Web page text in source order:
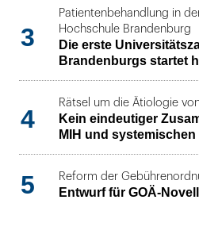
3
Patientenbehandlung in
Hochschule Brandenburg
Die erste
Brandenburgs startet
4
Rätsel um die Ätiologie
Kein eindeutiger
MIH und
5 Reform der
Entwurf für GOÄ-